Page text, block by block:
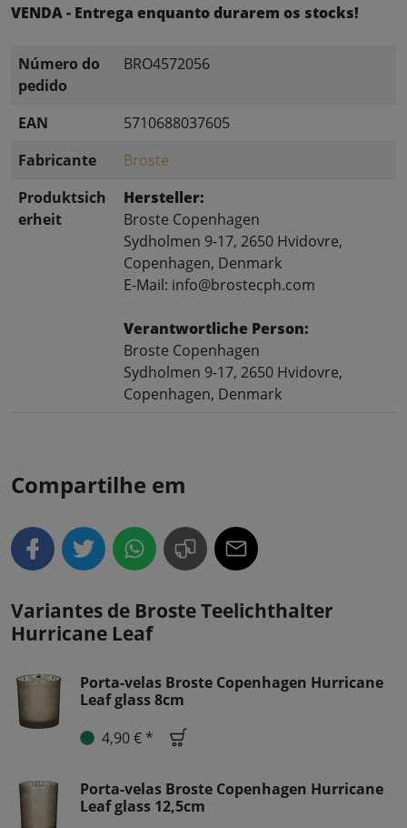
VENDA - Entrega enquanto durarem os stocks!
Número do
pedido
BRO4572056
EAN
5710688037605
Fabricante
Broste
Produktsich
erheit
Hersteller:
Broste Copenhagen
Sydholmen 9-17, 2650 Hvidovre,
Copenhagen, Denmark
E-Mail: info@brostecph.com
Verantwortliche Person:
Broste Copenhagen
Sydholmen 9-17, 2650 Hvidovre,
Copenhagen, Denmark
Compartilhe em
Variantes de Broste Teelichthalter
Hurricane Leaf
Porta-velas Broste Copenhagen Hurricane
Leaf glass 8cm
4,90 € *
Porta-velas Broste Copenhagen Hurricane
Leaf glass 12,5cm